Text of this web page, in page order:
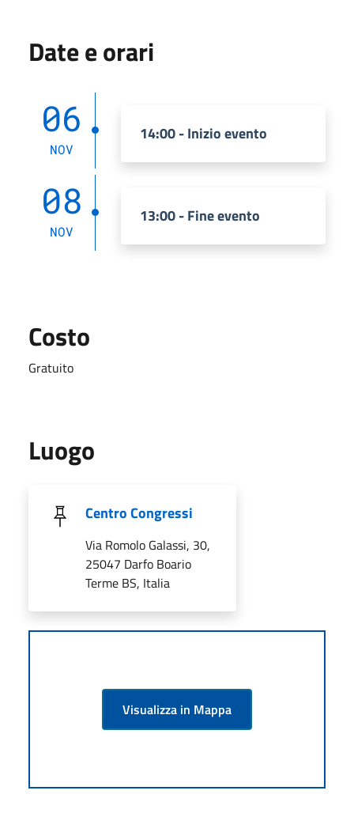
Date e orari
06
NOV
14:00 - Inizio evento
08
NOV
13:00 - Fine evento
Costo
Gratuito
Luogo
Centro Congressi
Via Romolo Galassi, 30,
25047 Darfo Boario
Terme BS, Italia
Visualizza in Mappa